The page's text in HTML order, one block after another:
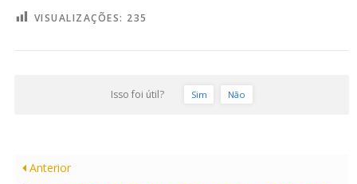
VISUALIZAÇÕES: 235
Isso foi útil? Sim Não
Anterior